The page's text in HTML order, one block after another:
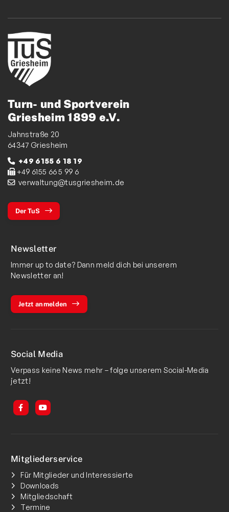
Turn- und Sportverein
Griesheim 1899 e.V.
Jahnstraße 20
64347 Griesheim
+49 6155 6 18 19
+49 6155 66 5 99 6
verwaltung@tusgriesheim.de
Der TuS
Newsletter
Immer up to date? Dann meld dich bei unserem
Newsletter an!
Jetzt anmelden
Social Media
Verpass keine News mehr – folge unserem Social-Media
jetzt!
Mitgliederservice
Für Mitglieder und Interessierte
Downloads
Mitgliedschaft
Termine